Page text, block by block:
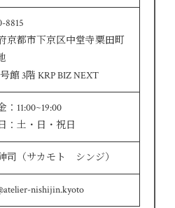
8815
京都市下京区中堂寺粟田町
館 3階 KRP BIZ NEXT
：11:00~19:00
：土・日・祝日
司（サカモト シンジ）
nishijin.kyoto